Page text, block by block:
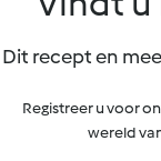
Dit recept en
Registreer u voor
wereld